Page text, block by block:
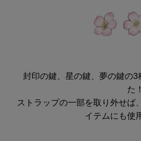
封印の鍵、星の鍵、夢の鍵の
た！
ストラップの一部を取り外せば
イテムにも使